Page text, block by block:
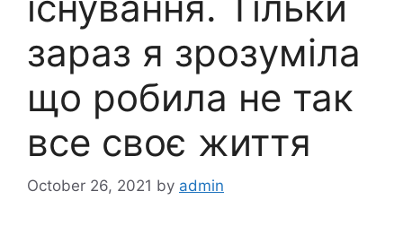
зараз я зрозуміла
що робила не так
все своє життя
October 26, 2021 by admin